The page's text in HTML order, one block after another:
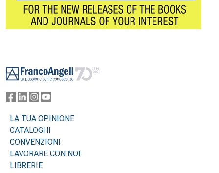
LA TUA OPINIONE
CATALOGHI
CONVENZIONI
LAVORARE CON NOI
LIBRERIE